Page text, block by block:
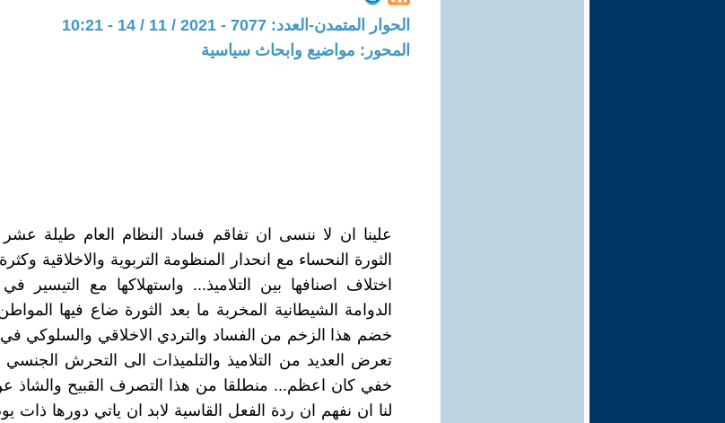
الحوار المتمدن-العدد: 7077 - 2021 / 11 / 14 - 10:21
المحور: مواضيع وابحاث سياسية
علينا ان لا ننسى ان تفاقم فساد النظام العام طيلة
الثورة النحساء مع انحدار المنظومة التربوية والاخلاقية
اختلاف اصنافها بين التلاميذ... واستهلاكها مع التيسير
الدوامة الشيطانية المخربة ما بعد الثورة ضاع فيها
خضم هذا الزخم من الفساد والتردي الاخلاقي والسلوكي في
تعرض العديد من التلاميذ والتلميذات الى التحرش
خفي كان اعظم... منطلقا من هذا التصرف القبيح والشاذ عن
لنا ان نفهم ان ردة الفعل القاسية لابد ان ياتي دورها ذات